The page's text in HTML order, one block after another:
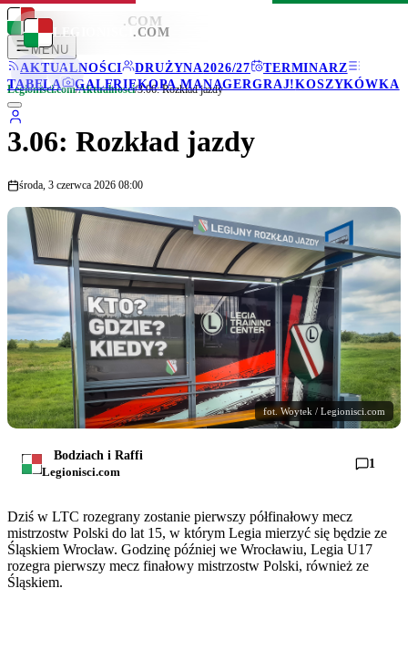
LEGIONISCI .COM
MENU
AKTUALNOŚCI
DRUŻYNA2026/27
TERMINARZ
TABELA
GALERIEKOPA MANAGERGRAJ!KOSZYKÓWKA
LEGIONISCI .COM
Legionisci.com/Aktualności/3.06: Rozkład jazdy
3.06: Rozkład jazdy
środa, 3 czerwca 2026 08:00
fot. Woytek / Legionisci.com
Bodziach i Raffi
Legionisci.com
1
Dziś w LTC rozegrany zostanie pierwszy półfinałowy mecz
mistrzostw Polski do lat 15, w którym Legia mierzyć się będzie ze
Śląskiem Wrocław. Godzinę później we Wrocławiu, Legia U17
rozegra pierwszy mecz finałowy mistrzostw Polski, również ze
Śląskiem.